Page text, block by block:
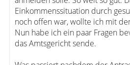
Einkommenssituation durch
noch offen war, wollte ich mit
Nun habe ich ein paar Fragen
das Amtsgericht sende.